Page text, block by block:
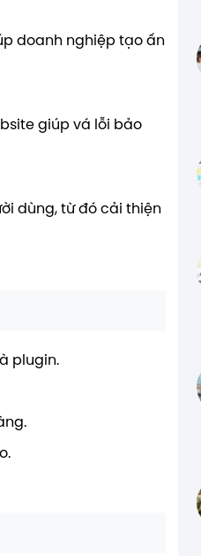
doanh nghiệp tạo ấn
giúp vá lỗi bảo
dùng, từ đó cải thiện
plugin.